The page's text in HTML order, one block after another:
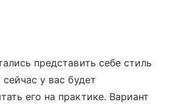
представить себе стиль
у вас будет
его на практике. Вариант